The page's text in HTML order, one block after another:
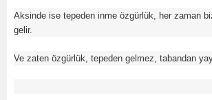
Aksinde ise tepeden inme özgürlük, her zaman
gelir.
Ve zaten özgürlük, tepeden gelmez, tabandan